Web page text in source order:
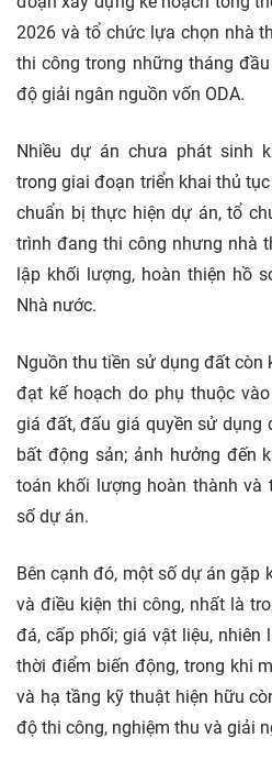
2026 và tổ chức lựa chọn nhà
thi công trong những tháng
độ giải ngân nguồn vốn ODA.
Nhiều dự án chưa phát sinh
trong giai đoạn triển khai thủ
chuẩn bị thực hiện dự án, tổ
trình đang thi công nhưng nhà
lập khối lượng, hoàn thiện hồ
Nhà nước.
Nguồn thu tiền sử dụng đất còn
đạt kế hoạch do phụ thuộc
giá đất, đấu giá quyền sử dụng
bất động sản; ảnh hưởng đến
toán khối lượng hoàn thành và
số dự án.
Bên cạnh đó, một số dự án gặp
và điều kiện thi công, nhất là
đá, cấp phối; giá vật liệu, nhiên
thời điểm biến động, trong khi
và hạ tầng kỹ thuật hiện hữu
độ thi công, nghiệm thu và giải